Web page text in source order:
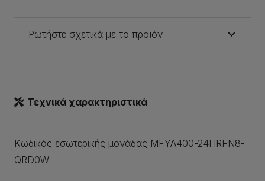
Ρωτήστε σχετικά με το προϊόν
Τεχνικά χαρακτηριστικά
Κωδικός εσωτερικής μονάδας MFYA400-24HRFN8-
QRD0W